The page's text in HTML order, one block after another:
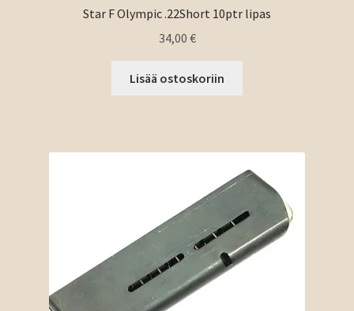
Star F Olympic .22Short 10ptr lipas
34,00 €
Lisää ostoskoriin